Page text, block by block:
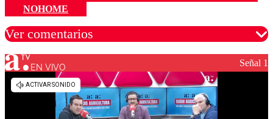
NOHOME
Ver comentarios
Los comentarios son moderados para garantizar un
diálogo respetuoso.
EN VIVO Señal 1